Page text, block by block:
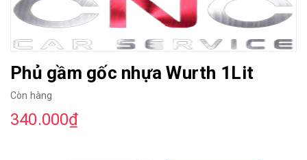
Phủ gầm gốc nhựa Wurth 1Lit
Còn hàng
340.000₫